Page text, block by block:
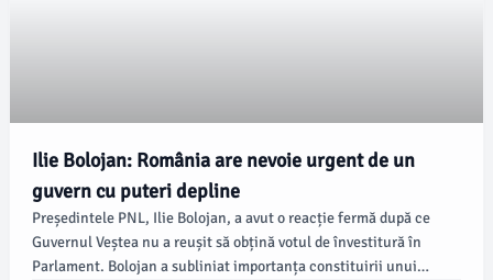
Ilie Bolojan: România are nevoie urgent de un
guvern cu puteri depline
Președintele PNL, Ilie Bolojan, a avut o reacție fermă după ce
Guvernul Veștea nu a reușit să obțină votul de învestitură în
Parlament. Bolojan a subliniat importanța constituirii unui